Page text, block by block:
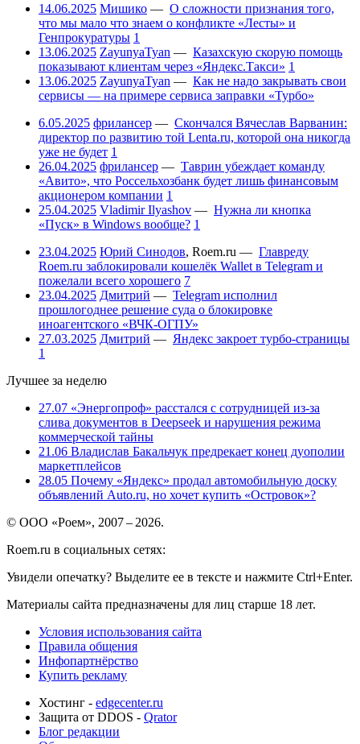
14.06.2025 Мишико — О сложности признания того,
что мы мало что знаем о конфликте «Лесты» и
Генпрокуратуры 1
13.06.2025 ZayunyaTyan — Казахскую скорую помощь
показывают клиентам через «Яндекс.Такси» 1
13.06.2025 ZayunyaTyan — Как не надо закрывать свои
сервисы — на примере сервиса заправки «Турбо»
6.05.2025 фрилансер — Скончался Вячеслав Варванин:
директор по развитию той Lenta.ru, которой она никогда
уже не будет 1
26.04.2025 фрилансер — Таврин убеждает команду
«Авито», что Россельхозбанк будет лишь финансовым
акционером компании 1
25.04.2025 Vladimir Ilyashov — Нужна ли кнопка
«Пуск» в Windows вообще? 1
23.04.2025 Юрий Синодов, Roem.ru — Главреду
Roem.ru заблокировали кошелёк Wallet в Telegram и
пожелали всего хорошего 7
23.04.2025 Дмитрий — Telegram исполнил
прошлогоднее решение суда о блокировке
иноагентского «ВЧК-ОГПУ»
27.03.2025 Дмитрий — Яндекс закроет турбо-страницы
1
Лучшее за неделю
27.07 «Энергопроф» расстался с сотрудницей из-за
слива документов в Deepseek и нарушения режима
коммерческой тайны
21.06 Владислав Бакальчук предрекает конец дуополии
маркетплейсов
28.05 Почему «Яндекс» продал автомобильную доску
объявлений Auto.ru, но хочет купить «Островок»?
© ООО «Роем», 2007 – 2026.
Roem.ru в социальных сетях:
Увидели опечатку? Выделите ее в тексте и нажмите Ctrl+Enter.
Материалы сайта предназначены для лиц старше 18 лет.
Условия использования сайта
Правила общения
Инфопартнёрство
Купить рекламу
Хостинг - edgecenter.ru
Защита от DDOS - Qrator
Блог редакции